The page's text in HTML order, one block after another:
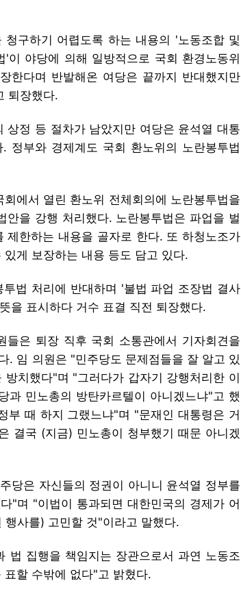
구하기 어렵도록 하는 내용의 '노동조합 및
이 야당에 의해 일방적으로 국회 환경노동위
한다며 반발해온 여당은 끝까지 반대했지만
퇴장했다.
상정 등 절차가 남았지만 여당은 윤석열 대통
정부와 경제계도 국회 환노위의 노란봉투법
에서 열린 환노위 전체회의에 노란봉투법을
을 강행 처리했다. 노란봉투법은 파업을 벌
제한하는 내용을 골자로 한다. 또 하청노조가
게 보장하는 내용 등도 담고 있다.
법 처리에 반대하며 '불법 파업 조장법 결사
을 표시하다 거수 표결 직전 퇴장했다.
은 퇴장 직후 국회 소통관에서 기자회견을
. 임 의원은 "민주당도 문제점들을 잘 알고 있
치했다"며 "그러다가 갑자기 강행처리한 이
과 민노총의 방탄카르텔이 아니겠느냐"고 했
부 때 하지 그랬느냐"며 "문재인 대통령은 거
결국 (지금) 민노총이 청부했기 때문 아니겠
당은 자신들의 정권이 아니니 윤석열 정부를
"며 "이법이 통과되면 대한민국의 경제가 어
사를) 고민할 것"이라고 말했다.
법 집행을 책임지는 장관으로서 과연 노동조
할 수밖에 없다"고 밝혔다.